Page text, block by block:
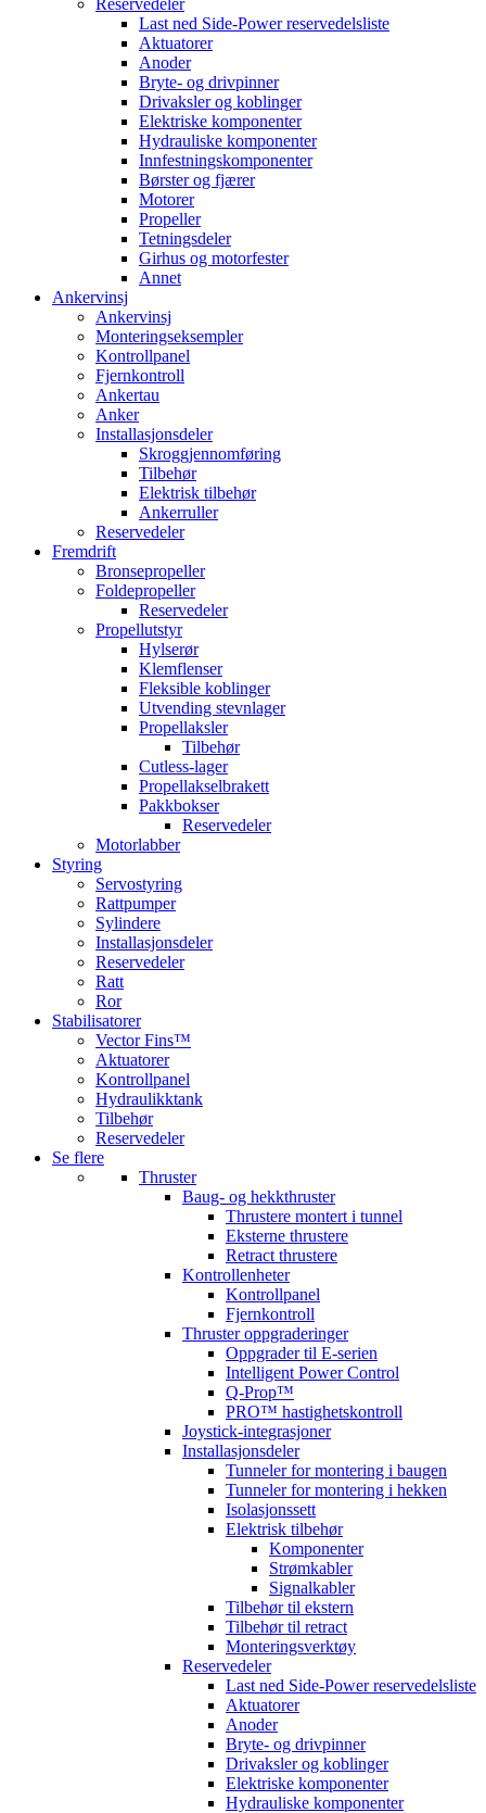
Reservedeler
Last ned Side-Power reservedelsliste
Aktuatorer
Anoder
Bryte- og drivpinner
Drivaksler og koblinger
Elektriske komponenter
Hydrauliske komponenter
Innfestningskomponenter
Børster og fjærer
Motorer
Propeller
Tetningsdeler
Girhus og motorfester
Annet
Ankervinsj
Ankervinsj
Monteringseksempler
Kontrollpanel
Fjernkontroll
Ankertau
Anker
Installasjonsdeler
Skroggjennomføring
Tilbehør
Elektrisk tilbehør
Ankerruller
Reservedeler
Fremdrift
Bronsepropeller
Foldepropeller
Reservedeler
Propellutstyr
Hylserør
Klemflenser
Fleksible koblinger
Utvending stevnlager
Propellaksler
Tilbehør
Cutless-lager
Propellakselbrakett
Pakkbokser
Reservedeler
Motorlabber
Styring
Servostyring
Rattpumper
Sylindere
Installasjonsdeler
Reservedeler
Ratt
Ror
Stabilisatorer
Vector Fins™
Aktuatorer
Kontrollpanel
Hydraulikktank
Tilbehør
Reservedeler
Se flere
Thruster
Baug- og hekkthruster
Thrustere montert i tunnel
Eksterne thrustere
Retract thrustere
Kontrollenheter
Kontrollpanel
Fjernkontroll
Thruster oppgraderinger
Oppgrader til E-serien
Intelligent Power Control
Q-Prop™
PRO™ hastighetskontroll
Joystick-integrasjoner
Installasjonsdeler
Tunneler for montering i baugen
Tunneler for montering i hekken
Isolasjonssett
Elektrisk tilbehør
Komponenter
Strømkabler
Signalkabler
Tilbehør til ekstern
Tilbehør til retract
Monteringsverktøy
Reservedeler
Last ned Side-Power reservedelsliste
Aktuatorer
Anoder
Bryte- og drivpinner
Drivaksler og koblinger
Elektriske komponenter
Hydrauliske komponenter